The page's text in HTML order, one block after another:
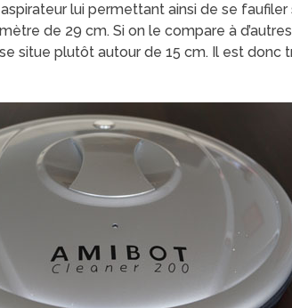
lui permettant ainsi de se
de 29 cm. Si on le compare à
situe plutôt autour de 15 cm. Il est donc